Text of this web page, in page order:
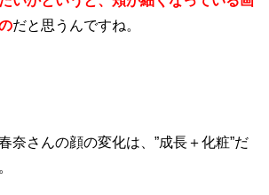
だと思うんですね。
奈さんの顔の変化は、”成長＋化粧”だ